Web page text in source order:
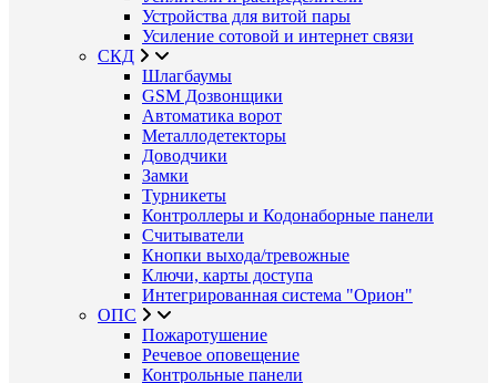
Устройства для витой пары
Усиление сотовой и интернет связи
СКД
Шлагбаумы
GSM Дозвонщики
Автоматика ворот
Металлодетекторы
Доводчики
Замки
Турникеты
Контроллеры и Кодонаборные панели
Считыватели
Кнопки выхода/тревожные
Ключи, карты доступа
Интегрированная система "Орион"
ОПС
Пожаротушение
Речевое оповещение
Контрольные панели